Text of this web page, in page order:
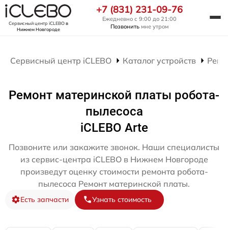
Сервисный центр iCLEBOв
Нижнем Новгороде
+7 (831) 231-09-76
Ежедневно с 9:00 до 21:00
Позвонить мне утром
Сервисный центр iCLEBO Каталог устройств
Ремонт материнской платы робота-
пылесоса
iCLEBO Arte
Позвоните или закажите звонок. Наши специалисты
из сервис-центра iCLEBO в Нижнем Новгороде
произведут оценку стоимости ремонта робота-
пылесоса Ремонт материнской платы.
Есть запчасти Узнать стоимость